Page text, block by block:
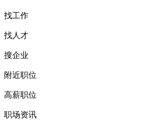
找工作
找人才
搜企业
附近职位
高薪职位
职场资讯